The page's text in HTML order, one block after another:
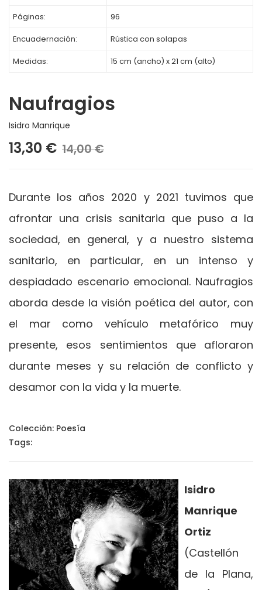
Páginas: 96
Encuadernación: Rústica con solapas
Medidas: 15 cm (ancho) x 21 cm (alto)
Naufragios
Isidro Manrique
13,30 € 14,00 €
Durante los años 2020 y 2021 tuvimos que
afrontar una crisis sanitaria que puso a la
sociedad, en general, y a nuestro sistema
sanitario, en particular, en un intenso y
despiadado escenario emocional. Naufragios
aborda desde la visión poética del autor, con
el mar como vehículo metafórico muy
presente, esos sentimientos que afloraron
durante meses y su relación de conflicto y
desamor con la vida y la muerte.
Colección: Poesía
Tags:
Isidro
Manrique
Ortiz
(Castellón
de la Plana,